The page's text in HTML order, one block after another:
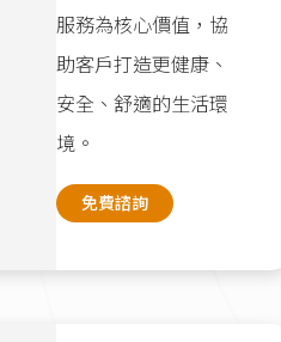
服務為核心價值，協
助客戶打造更健康、
安全、舒適的生活環
境。
免費諮詢